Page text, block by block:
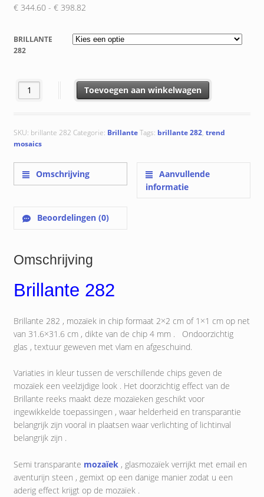
€344.60 - €398.82Prijsklasse:
tot
€ 398.82
BRILLANTE
282
Brillante 282 aantal Toevoegen aan winkelwagen
SKU: brillante 282 Categorie: BrillanteTags: brillante 282, trend
mosaics
Omschrijving
Aanvullende
informatie
Beoordelingen (0)
Omschrijving
Brillante 282
Brillante 282 , mozaïek in chip formaat 2×2 cm of 1×1 cm op net
van 31.6×31.6 cm , dikte van de chip 4 mm . Ondoorzichtig
glas , textuur geweven met vlam en afgeschuind.
Variaties in kleur tussen de verschillende chips geven de
mozaïek een veelzijdige look . Het doorzichtig effect van de
Brillante reeks maakt deze mozaïeken geschikt voor
ingewikkelde toepassingen , waar helderheid en transparantie
belangrijk zijn vooral in plaatsen waar verlichting of lichtinval
belangrijk zijn .
Semi transparante mozaïek, glasmozaïek verrijkt met email en
aventurijn steen , gemixt op een danige manier zodat u een
aderig effect krijgt op de mozaïek .